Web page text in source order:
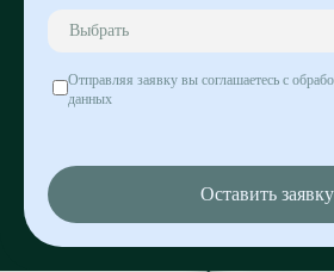
Выбрать
Отправляя заявку вы соглашаетесь с
данных
Оставить заявку